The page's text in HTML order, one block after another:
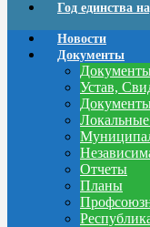
Год единства
Новости
Документы
Устав,
Отчеты
Планы